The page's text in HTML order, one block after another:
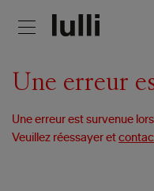
Une erreur
Une erreur est survenue
Veuillez réessayer et